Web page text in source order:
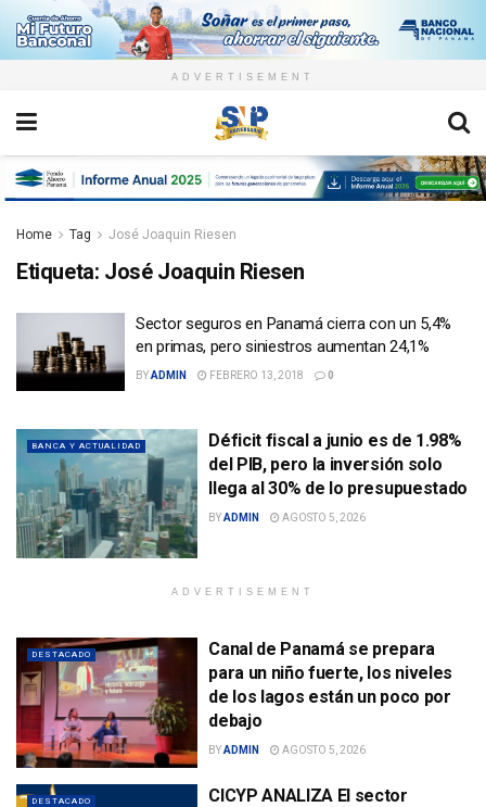
ADVERTISEMENT
Home Tag José Joaquin Riesen
Etiqueta: José Joaquin Riesen
Sector seguros en Panamá cierra con un 5,4%
en primas, pero siniestros aumentan 24,1%
BYADMIN FEBRERO 13, 2018 0
BANCA Y ACTUALIDAD
Déficit fiscal a junio es de 1.98%
del PIB, pero la inversión solo
llega al 30% de lo presupuestado
BYADMIN AGOSTO 5, 2026
ADVERTISEMENT
DESTACADO
Canal de Panamá se prepara
para un niño fuerte, los niveles
de los lagos están un poco por
debajo
BYADMIN AGOSTO 5, 2026
DESTACADO
CICYP ANALIZA El sector